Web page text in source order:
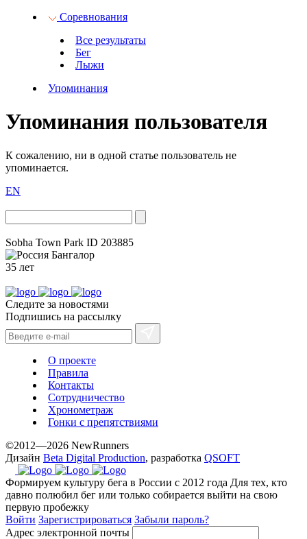
Соревнования
Все результаты
Бег
Лыжи
Упоминания
Упоминания пользователя
К сожалению, ни в одной статье пользователь не
упоминается.
EN
Sobha Town Park ID 203885
Бангалор
35 лет
Следите за новостями
Подпишись на рассылку
О проекте
Правила
Контакты
Сотрудничество
Хронометраж
Гонки с препятствиями
©2012—2026 NewRunners
Дизайн Beta Digital Production, разработка QSOFT
Формируем культуру бега в России с 2012 года Для тех, кто
давно полюбил бег или только собирается выйти на свою
первую пробежку
Войти Зарегистрироваться Забыли пароль?
Адрес электронной почты